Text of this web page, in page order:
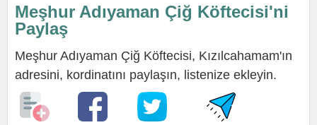
Meşhur Adıyaman Çiğ Köftecisi'ni
Paylaş
Meşhur Adıyaman Çiğ Köftecisi, Kızılcahamam'ın
adresini, kordinatını paylaşın, listenize ekleyin.